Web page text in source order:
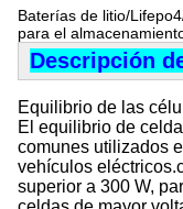
Baterías de litio/
para el
Descripción
Equilibrio de las
El equilibrio de
comunes utilizados
vehículos
superior a 300 W,